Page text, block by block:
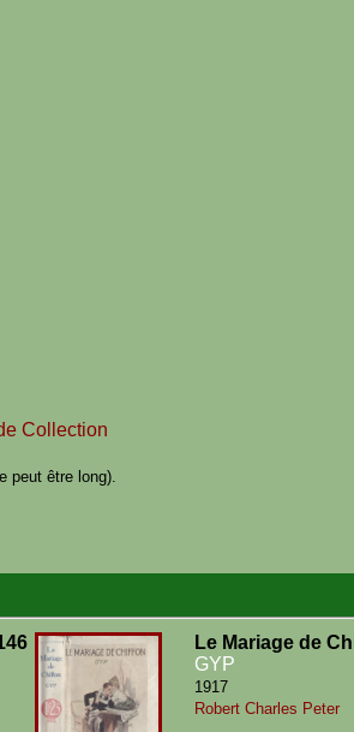
Collection
peut être long).
Le Mariage de
GYP
1917
Robert Charles Peter